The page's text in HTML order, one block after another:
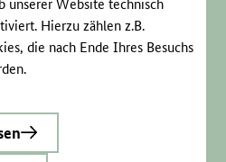
unserer Website technisch
Hierzu zählen z.B.
die nach Ende Ihres Besuchs